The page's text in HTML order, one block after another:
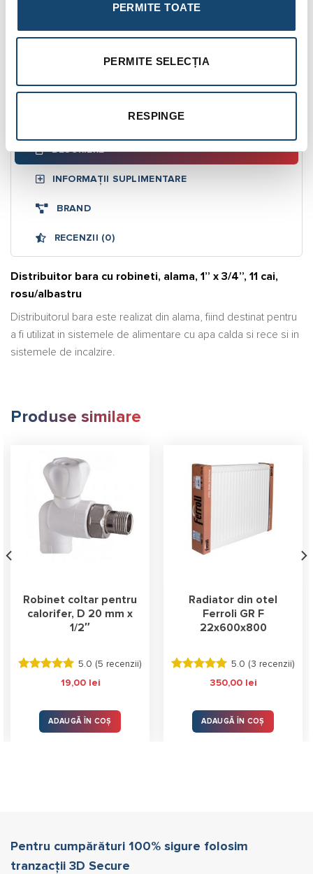
PERMITE TOATE
PERMITE SELECȚIA
RESPINGE
producător fără preaviz sau pot conține erori de operare.
DESCRIERE
INFORMAȚII SUPLIMENTARE
BRAND
RECENZII (0)
Distribuitor bara cu robineti, alama, 1” x 3/4”, 11 cai,
rosu/albastru
Distribuitorul bara este realizat din alama, fiind destinat pentru
a fi utilizat in sistemele de alimentare cu apa calda si rece si in
sistemele de incalzire.
Produse similare
Robinet coltar pentru
calorifer, D 20 mm x
1/2″
Evaluat la
5.0 (5 recenzii)
19,00
lei
ADAUGĂ ÎN COȘ
Radiator din otel
Ferroli GR F
22x600x800
Evaluat la
5.0 (3 recenzii)
350,00
lei
ADAUGĂ ÎN COȘ
Pentru cumpărături 100% sigure folosim
tranzacții 3D Secure